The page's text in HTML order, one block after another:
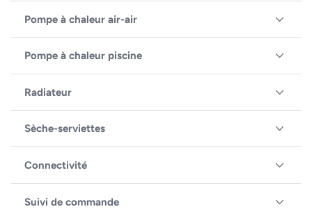
Pompe à chaleur air-air
Pompe à chaleur piscine
Radiateur
Sèche-serviettes
Connectivité
Suivi de commande